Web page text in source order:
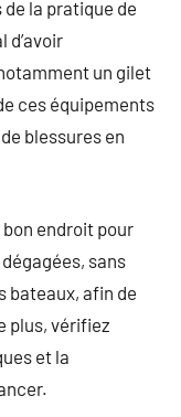
la pratique de
d’avoir
un gilet
ces équipements
blessures en
endroit pour
sans
bateaux, afin de
plus, vérifiez
et la